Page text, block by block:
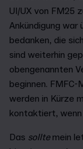
UI/UX von FM25
Ankündigung war
bedanken, die
sind weiterhin
obengenannten
beginnen.
werden in Kürze
kontaktiert, wenn
Das solltemein